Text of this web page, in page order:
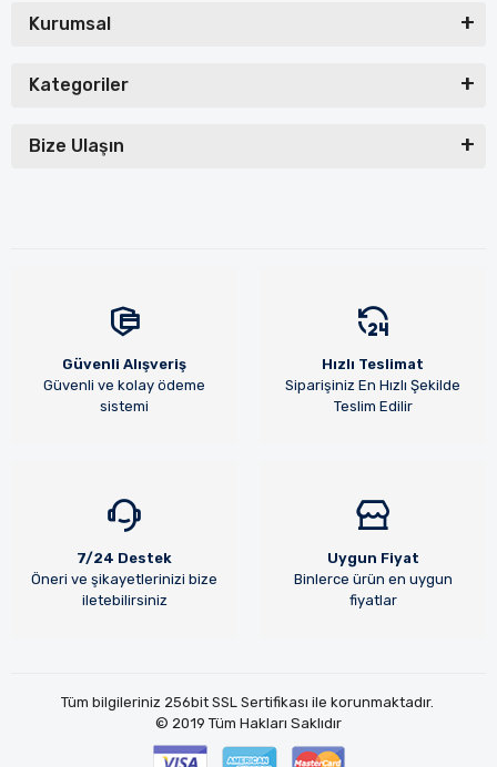
Kurumsal
Kategoriler
Bize Ulaşın
Güvenli Alışveriş
Güvenli ve kolay ödeme
sistemi
Hızlı Teslimat
Siparişiniz En Hızlı Şekilde
Teslim Edilir
7/24 Destek
Öneri ve şikayetlerinizi bize
iletebilirsiniz
Uygun Fiyat
Binlerce ürün en uygun
fiyatlar
Tüm bilgileriniz 256bit SSL Sertifikası ile korunmaktadır.
© 2019 Tüm Hakları Saklıdır